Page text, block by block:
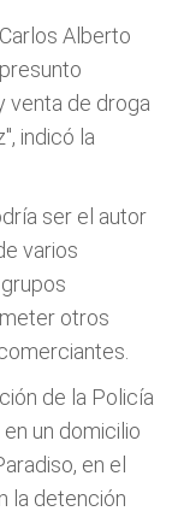
Alberto
venta de droga
indicó la
ser el autor
varios
otros
de la Policía
un domicilio
en el
la detención